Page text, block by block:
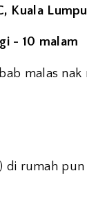
Kuala
- 10 malam
malas nak
di rumah